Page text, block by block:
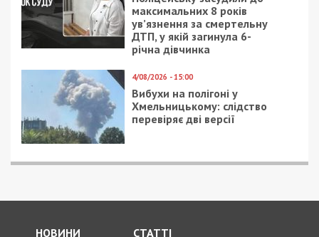
29/03/2021 - 14:08
В Днепре на
жилмассиве Ломовский
женщина убила
сожителя
20/02/2021 - 18:00
происходило в Днепре
летом 1990 года
(фото)